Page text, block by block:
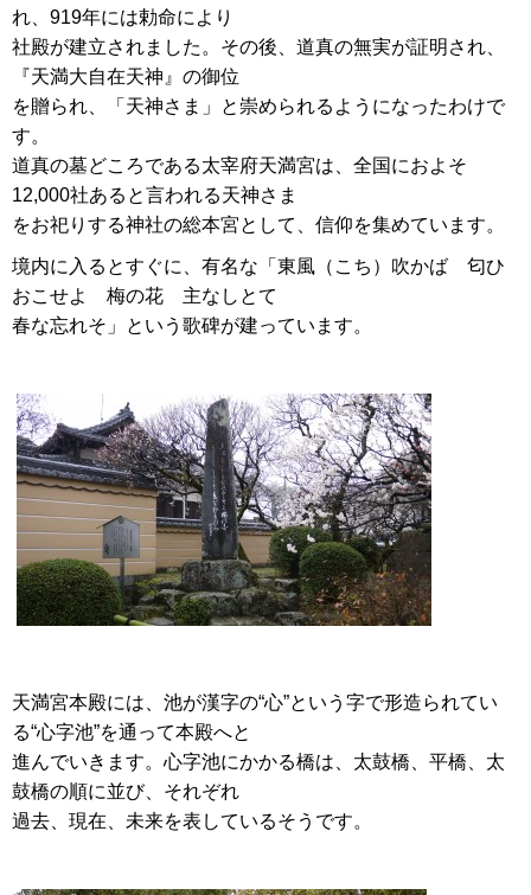
れ、919年には勅命により
社殿が建立されました。その後、道真の無実が証明され、
『天満大自在天神』の御位
を贈られ、「天神さま」と崇められるようになったわけで
す。
道真の墓どころである太宰府天満宮は、全国におよそ
12,000社あると言われる天神さま
をお祀りする神社の総本宮として、信仰を集めています。
境内に入るとすぐに、有名な「東風（こち）吹かば 匂ひ
おこせよ 梅の花 主なしとて
春な忘れそ」という歌碑が建っています。
天満宮本殿には、池が漢字の“心”という字で形造られてい
る“心字池”を通って本殿へと
進んでいきます。心字池にかかる橋は、太鼓橋、平橋、太
鼓橋の順に並び、それぞれ
過去、現在、未来を表しているそうです。